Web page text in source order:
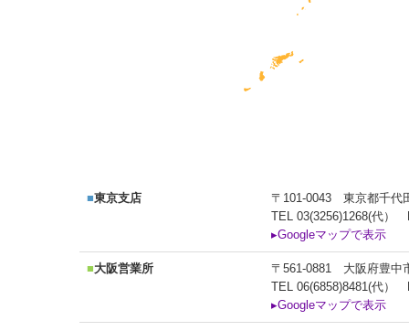
■東京支店
〒101-0043 東京都千代
TEL 03(3256)1268(代）
▸Googleマップで表示
■大阪営業所
〒561-0881 大阪府豊中
TEL 06(6858)8481(代）
▸Googleマップで表示